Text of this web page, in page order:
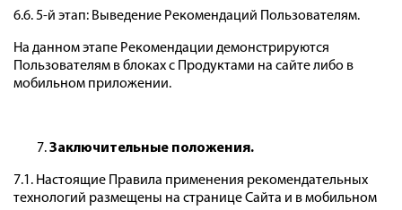
6.6. 5-й этап: Выведение Рекомендаций Пользователям.
На данном этапе Рекомендации демонстрируются
Пользователям в блоках с Продуктами на сайте либо в
мобильном приложении.
Заключительные положения.
7.1. Настоящие Правила применения рекомендательных
технологий размещены на странице Сайта и в мобильном